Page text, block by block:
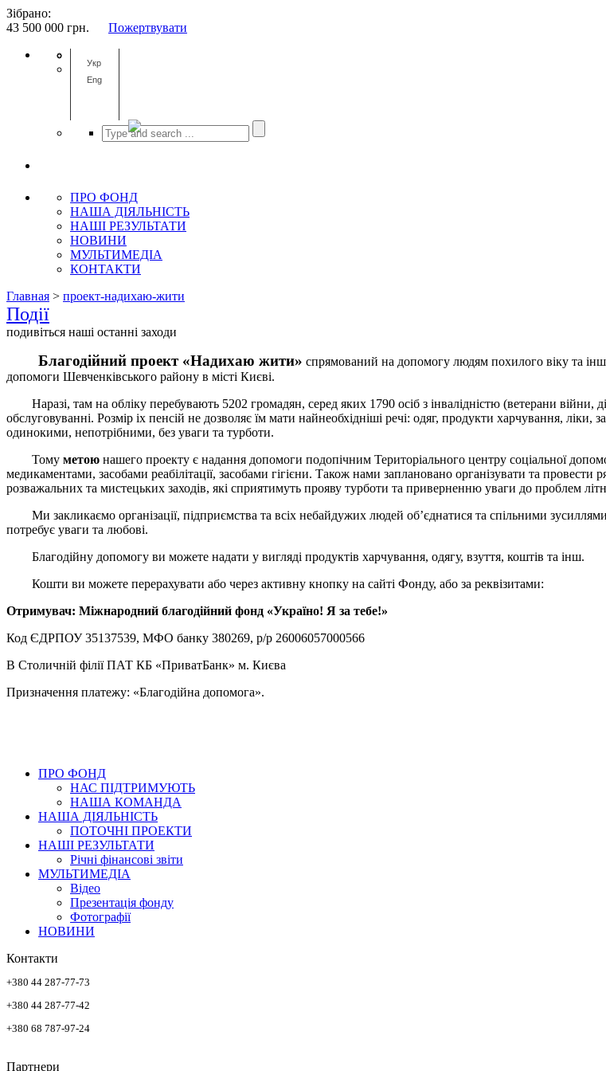
Зібрано:
43 500 000 грн. Пожертвувати
Укр
Eng
ПРО ФОНД
НАША ДІЯЛЬНІСТЬ
НАШІ РЕЗУЛЬТАТИ
НОВИНИ
МУЛЬТИМЕДІА
КОНТАКТИ
Главная > проект-надихаю-жити
Події
подивіться наші останні заходи
Благодійний проект «Надихаю жити» спрямований на допомогу людям похилого віку та
допомоги Шевченківського району в місті Києві.
Наразі, там на обліку перебувають 5202 громадян, серед яких 1790 осіб з інвалідністю (ветерани
обслуговуванні. Розмір іх пенсій не дозволяє їм мати найнеобхідніші речі: одяг, продукти харчування,
одинокими, непотрібними, без уваги та турботи.
Тому метою нашего проекту є надання допомоги подопічним Територіального центру соціальної
медикаментами, засобами реабілітації, засобами гігієни. Також нами заплановано організувати та
розважальних та мистецьких заходів, які сприятимуть прояву турботи та приверненню уваги до проблем
Ми закликаємо організації, підприємства та всіх небайдужих людей об’єднатися та спільними
потребує уваги та любові.
Благодійну допомогу ви можете надати у вигляді продуктів харчування, одягу, взуття, коштів та інш.
Кошти ви можете перерахувати або через активну кнопку на сайті Фонду, або за реквізитами:
Отримувач: Міжнародний благодійний фонд «Україно! Я за тебе!»
Код ЄДРПОУ 35137539, МФО банку 380269, р/р 26006057000566
В Столичній філії ПАТ КБ «ПриватБанк» м. Києва
Призначення платежу: «Благодійна допомога».
ПРО ФОНД
НАС ПІДТРИМУЮТЬ
НАША КОМАНДА
НАША ДІЯЛЬНІСТЬ
ПОТОЧНІ ПРОЕКТИ
НАШІ РЕЗУЛЬТАТИ
Річні фінансові звіти
МУЛЬТИМЕДІА
Відео
Презентація фонду
Фотографії
НОВИНИ
Контакти
+380 44 287-77-73
+380 44 287-77-42
+380 68 787-97-24
Партнери